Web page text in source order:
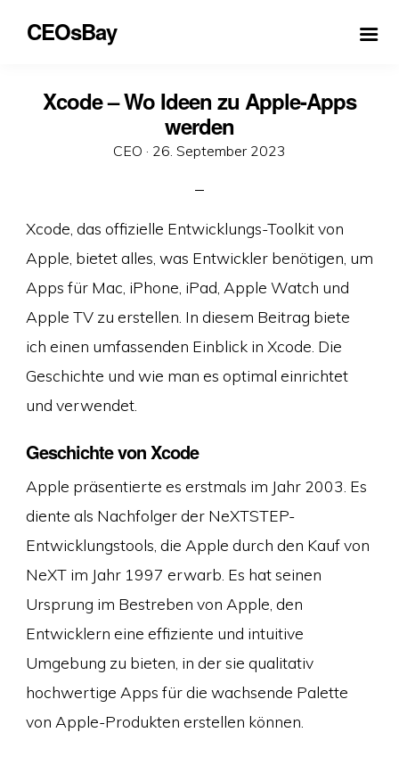
CEOsBay
Xcode – Wo Ideen zu Apple-Apps
werden
CEO · Veröffentlicht
26. September 2023
Xcode, das offizielle Entwicklungs-Toolkit von
Apple, bietet alles, was Entwickler benötigen, um
Apps für Mac, iPhone, iPad, Apple Watch und
Apple TV zu erstellen. In diesem Beitrag biete
ich einen umfassenden Einblick in Xcode. Die
Geschichte und wie man es optimal einrichtet
und verwendet.
Geschichte von Xcode
Apple präsentierte es erstmals im Jahr 2003. Es
diente als Nachfolger der NeXTSTEP-
Entwicklungstools, die Apple durch den Kauf von
NeXT im Jahr 1997 erwarb. Es hat seinen
Ursprung im Bestreben von Apple, den
Entwicklern eine effiziente und intuitive
Umgebung zu bieten, in der sie qualitativ
hochwertige Apps für die wachsende Palette
von Apple-Produkten erstellen können.